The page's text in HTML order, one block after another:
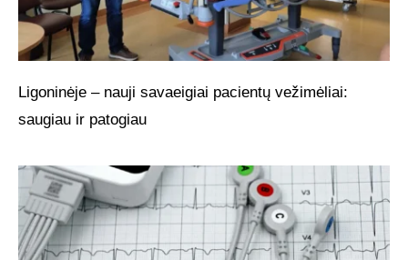
Ligoninėje – nauji savaeigiai pacientų vežimėliai:
saugiau ir patogiau